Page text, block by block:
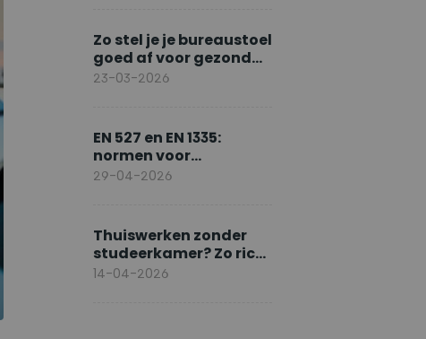
Zo stel je je bureaustoel
goed af voor gezond
zitten
23-03-2026
EN 527 en EN 1335:
normen voor
ergonomisch werken
29-04-2026
Thuiswerken zonder
studeerkamer? Zo richt
je slim in
14-04-2026